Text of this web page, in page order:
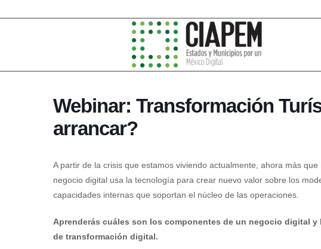
Webinar: Transformación
arrancar?
A partir de la crisis que estamos viviendo actualmente, ahora más
negocio digital usa la tecnología para crear nuevo valor sobre los
capacidades internas que soportan el núcleo de las operaciones.
Aprenderás cuáles son los componentes de un negocio digital
de transformación digital.